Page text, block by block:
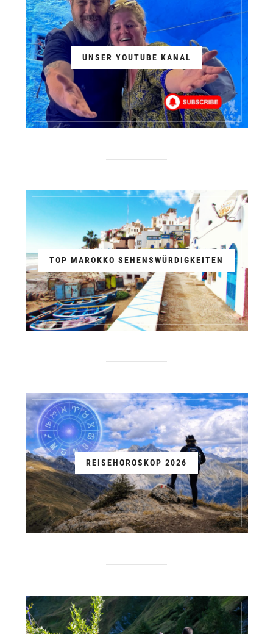
UNSER YOUTUBE KANAL
TOP MAROKKO SEHENSWÜRDIGKEITEN
REISEHOROSKOP 2026